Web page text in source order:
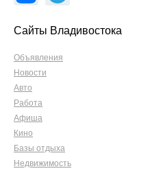
Сайты Владивостока
Объявления
Новости
Авто
Работа
Афиша
Кино
Базы отдыха
Недвижимость